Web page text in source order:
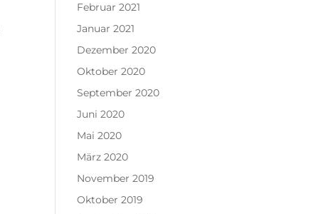
Februar 2021
Januar 2021
Dezember 2020
Oktober 2020
September 2020
Juni 2020
Mai 2020
März 2020
November 2019
Oktober 2019